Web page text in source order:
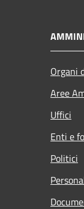
Organi
Aree
Uffici
Enti e
Politici